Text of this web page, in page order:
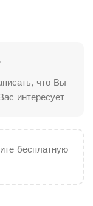
что Вы
интересует
бесплатную